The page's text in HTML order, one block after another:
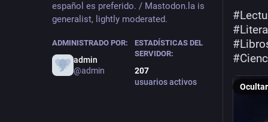
español es preferido. / Mastodon.la is
generalist, lightly moderated.
ADMINISTRADO POR:
admin
@admin
ESTADÍSTICAS DEL
SERVIDOR:
207
usuarios activos
#
#
#
#
Ocultar